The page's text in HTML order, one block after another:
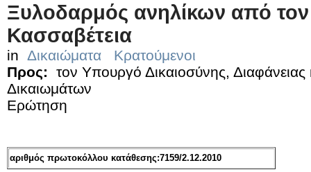
Ξυλοδαρμός ανηλίκων από
Κασσαβέτεια
in Δικαιώματα
Κρατούμενοι
Προς:
τον Υπουργό Δικαιοσύνης,
Δικαιωμάτων
Ερώτηση
αριθμός πρωτοκόλλου κατάθεσης:7159/2.12.2010